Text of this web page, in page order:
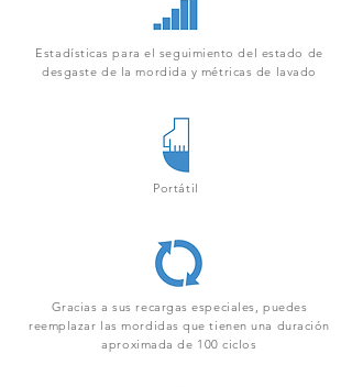
Estadísticas para el seguimiento del estado de
desgaste de la mordida y métricas de lavado
Portátil
Gracias a sus recargas especiales, puedes
reemplazar las mordidas que tienen una duración
aproximada de 100 ciclos